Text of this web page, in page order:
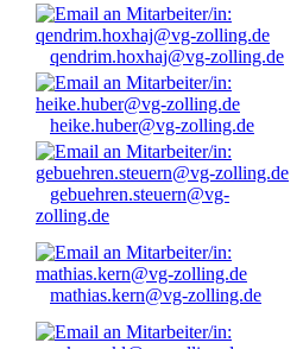
qendrim.hoxhaj@vg-zolling.de
heike.huber@vg-zolling.de
gebuehren.steuern@vg-
zolling.de
mathias.kern@vg-zolling.de